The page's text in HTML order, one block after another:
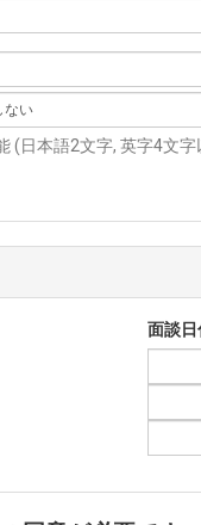
(日本語2文字, 英字4文字
面談